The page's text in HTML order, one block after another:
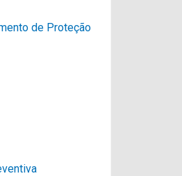
de Proteção